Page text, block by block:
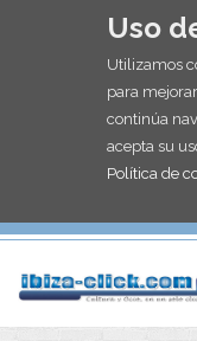
Uso
Utilizamos
para
continúa
acepta su
Política de